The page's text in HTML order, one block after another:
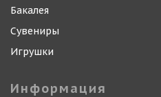
Бакалея
Сувениры
Игрушки
Информация